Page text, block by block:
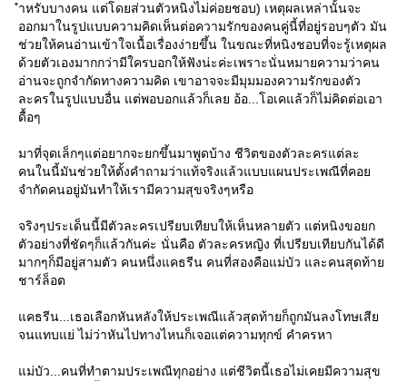
ำหรับบางคน แต่โดยส่วนตัวหนิงไม่ค่อยชอบ) เหตุผลเหล่านั้นจะ
ออกมาในรูปแบบความคิดเห็นต่อความรักของคนคู่นี้ที่อยู่รอบๆตัว มัน
ช่วยให้คนอ่านเข้าใจเนื้อเรื่องง่ายขึ้น ในขณะที่หนิงชอบที่จะรู้เหตุผล
ด้วยตัวเองมากกว่ามีใครบอกให้ฟังน่ะค่ะเพราะนั่นหมายความว่าคน
อ่านจะถูกจำกัดทางความคิด เขาอาจจะมีมุมมองความรักของตัว
ละครในรูปแบบอื่น แต่พอบอกแล้วก็เลย อ้อ...โอเคแล้วก็ไม่คิดต่อเอา
ดื้อๆ
มาที่จุดเล็กๆแต่อยากจะยกขึ้นมาพูดบ้าง ชีวิตของตัวละครแต่ละ
คนในนี้มันช่วยให้ตั้งคำถามว่าแท้จริงแล้วแบบแผนประเพณีที่คอ
จำกัดคนอยู่มันทำให้เรามีความสุขจริงๆหรือ
จริงๆประเด็นนี้มีตัวละครเปรียบเทียบให้เห็นหลายตัว แต่หนิงขอยก
ตัวอย่างที่ชัดๆก็แล้วกันค่ะ นั่นคือ ตัวละครหญิง ที่เปรียบเทียบกันได้ดี
มากๆก็มีอยู่สามตัว คนหนึ่งแคธรีน คนที่สองคือแม่บัว และคนสุดท้า
ชาร์ล็อต
คธรีน...เธอเลือกหันหลังให้ประเพณีแล้วสุดท้ายก็ถูกมันลงโทษเสี
จนแทบแย่ ไม่ว่าหันไปทางไหนก็เจอแต่ความทุกข์ คำครหา
ม่บัว...คนที่ทำตามประเพณีทุกอย่าง แต่ชีวิตนี้เธอไม่เคยมีความสุข